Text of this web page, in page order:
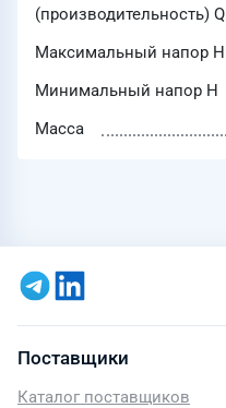
(производительность) Q
Максимальный напор H
Минимальный напор H
Масса
Поставщики
Каталог поставщиков